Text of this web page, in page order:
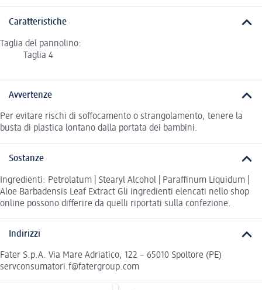
Caratteristiche
Taglia del pannolino:
Taglia 4
Avvertenze
Per evitare rischi di soffocamento o strangolamento, tenere la
busta di plastica lontano dalla portata dei bambini.
Sostanze
Ingredienti: Petrolatum | Stearyl Alcohol | Paraffinum Liquidum |
Aloe Barbadensis Leaf Extract Gli ingredienti elencati nello shop
online possono differire da quelli riportati sulla confezione.
Indirizzi
Fater S.p.A. Via Mare Adriatico, 122 – 65010 Spoltore (PE)
servconsumatori.f@fatergroup.com